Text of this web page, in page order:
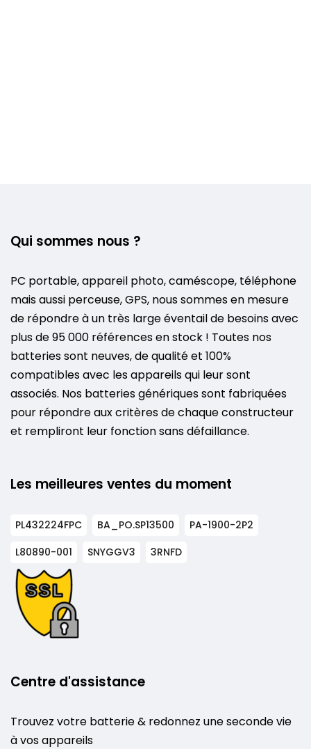
Qui sommes nous ?
PC portable, appareil photo, caméscope, téléphone
mais aussi perceuse, GPS, nous sommes en mesure
de répondre à un très large éventail de besoins avec
plus de 95 000 références en stock ! Toutes nos
batteries sont neuves, de qualité et 100%
compatibles avec les appareils qui leur sont
associés. Nos batteries génériques sont fabriquées
pour répondre aux critères de chaque constructeur
et rempliront leur fonction sans défaillance.
Les meilleures ventes du moment
PL432224FPC BA_PO.SP13500
PA-1900-2P2
L80890-001
SNYGGV3 3RNFD
Centre d'assistance
Trouvez votre batterie & redonnez une seconde vie
à vos appareils